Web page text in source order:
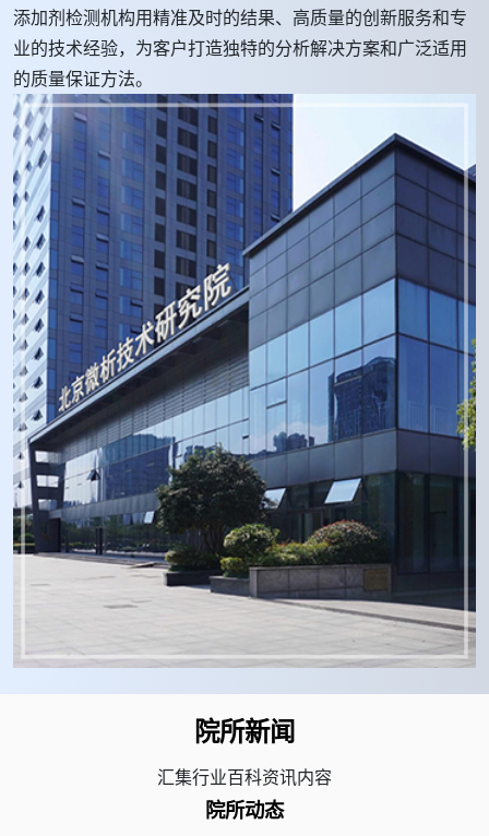
添加剂检测机构用精准及时的结果、高质量的创新服务和专
业的技术经验，为客户打造独特的分析解决方案和广泛适用
的质量保证方法。
院所新闻
汇集行业百科资讯内容
院所动态